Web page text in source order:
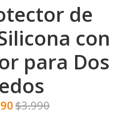
de
con
para Dos
$3.990